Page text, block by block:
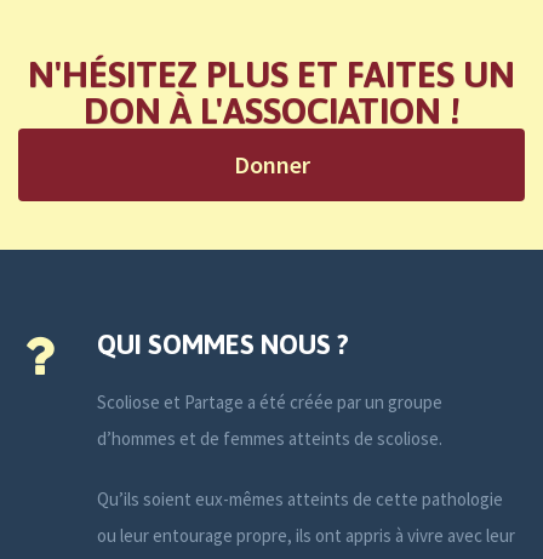
N'HÉSITEZ PLUS ET FAITES UN
DON À L'ASSOCIATION !
Donner
QUI SOMMES NOUS ?
Scoliose et Partage a été créée par un groupe
d’hommes et de femmes atteints de scoliose.
Qu’ils soient eux-mêmes atteints de cette pathologie
ou leur entourage propre, ils ont appris à vivre avec leur